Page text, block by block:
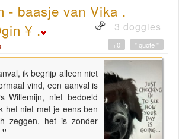
- baasje van Vika .
¥ .
3 doggies
" quote "
+0
ik begrijp alleen niet
vind, een aanval is
Willemijn, niet bedoeld
het niet met je eens ben
zeggen, het is zonder
"